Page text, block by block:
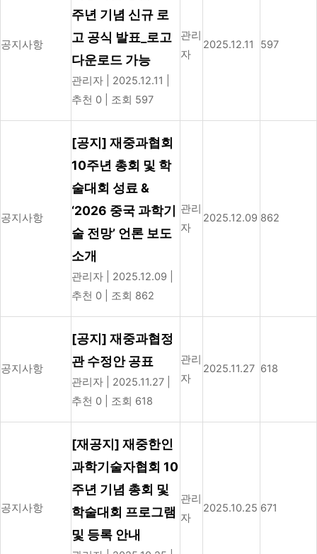
공지사항
주년 기념 신규 로
고 공식 발표_로고
다운로드 가능
관리자 2025.12.11
추천 0
조회 597
관리
자
2025.12.11 597
공지사항
[공지] 재중과협회
10주년 총회 및 학
술대회 성료 &
‘2026 중국 과학기
술 전망’ 언론 보도
소개
관리자 2025.12.09
추천 0
조회 862
관리
자
2025.12.09 862
공지사항
[공지] 재중과협정
관 수정안 공표
관리자 2025.11.27
추천 0
조회 618
관리
자
2025.11.27 618
공지사항
[재공지] 재중한인
과학기술자협회 10
주년 기념 총회 및
학술대회 프로그램
및 등록 안내
관리
자
2025.10.25 671